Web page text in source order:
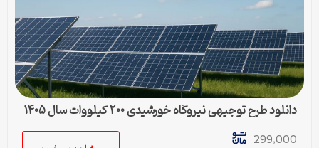
دانلود طرح توجیهی نیروگاه خورشیدی ۲۰۰ کیلووات سال ۱۴۰۵
299,000